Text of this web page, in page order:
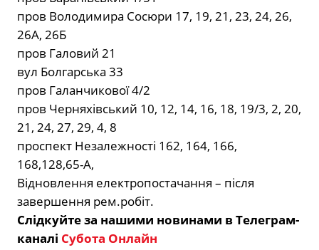
пров Володимира Сосюри 17, 19, 21, 23, 24, 26,
26А, 26Б
пров Галовий 21
вул Болгарська 33
пров Галанчикової 4/2
пров Черняхівський 10, 12, 14, 16, 18, 19/3, 2, 20,
21, 24, 27, 29, 4, 8
проспект Незалежності 162, 164, 166,
168,128,65-А,
Відновлення електропостачання – після
завершення рем.робіт.
Слідкуйте за нашими новинами в Телеграм-
каналі Субота Онлайн